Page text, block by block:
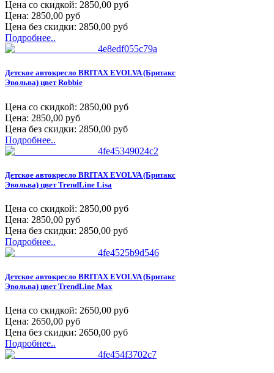
Цена со скидкой: 2850,00 руб
Цена: 2850,00 руб
Цена без скидки: 2850,00 руб
Подробнее..
Детское автокресло BRITAX EVOLVA (Бритакс
Эвольва) цвет Robbie
Цена со скидкой: 2850,00 руб
Цена: 2850,00 руб
Цена без скидки: 2850,00 руб
Подробнее..
Детское автокресло BRITAX EVOLVA (Бритакс
Эвольва) цвет TrendLine Lisa
Цена со скидкой: 2850,00 руб
Цена: 2850,00 руб
Цена без скидки: 2850,00 руб
Подробнее..
Детское автокресло BRITAX EVOLVA (Бритакс
Эвольва) цвет TrendLine Max
Цена со скидкой: 2650,00 руб
Цена: 2650,00 руб
Цена без скидки: 2650,00 руб
Подробнее..